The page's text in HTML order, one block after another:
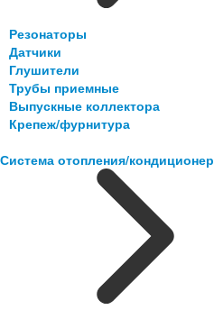
Резонаторы
Датчики
Глушители
Трубы приемные
Выпускные коллектора
Крепеж/фурнитура
Система отопления/кондиционер